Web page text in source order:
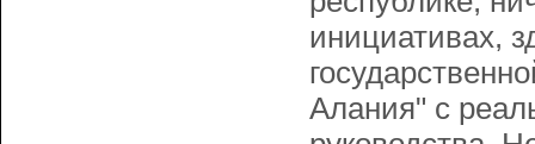
инициативах,
Алания" с